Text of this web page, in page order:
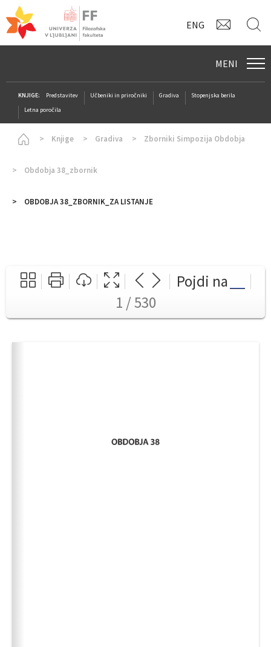
ENG
MENI
KNJIGE: Predstavitev Učbeniki in priročniki Gradiva
Stopenjska berila
Letna poročila
Homepage
Knjige Gradiva Zborniki Simpozija Obdobja
Obdobja 38_zbornik
OBDOBJA 38_ZBORNIK_ZA LISTANJE
Pojdi na
1 / 530